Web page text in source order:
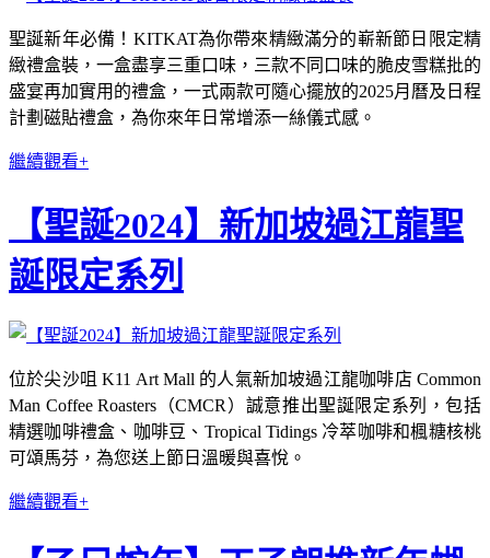
聖誕新年必備！KITKAT為你帶來精緻滿分的嶄新節日限定精
緻禮盒裝，一盒盡享三重口味，三款不同口味的脆皮雪糕批的
盛宴再加實用的禮盒，一式兩款可隨心擺放的2025月曆及日程
計劃磁貼禮盒，為你來年日常增添一絲儀式感。
繼續觀看+
【聖誕2024】新加坡過江龍聖
誕限定系列
位於尖沙咀 K11 Art Mall 的人氣新加坡過江龍咖啡店 Common
Man Coffee Roasters（CMCR）誠意推出聖誕限定系列，包括
精選咖啡禮盒、咖啡豆、Tropical Tidings 冷萃咖啡和楓糖核桃
可頌馬芬，為您送上節日溫暖與喜悅。
繼續觀看+